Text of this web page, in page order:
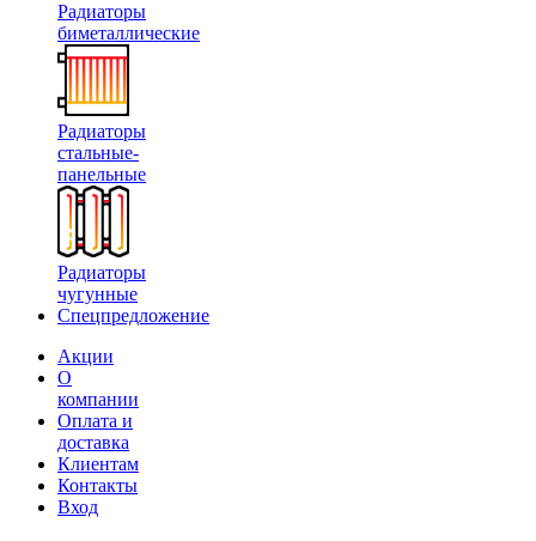
Радиаторы
биметаллические
Радиаторы
стальные-
панельные
Радиаторы
чугунные
Спецпредложение
Акции
О
компании
Оплата и
доставка
Клиентам
Контакты
Вход